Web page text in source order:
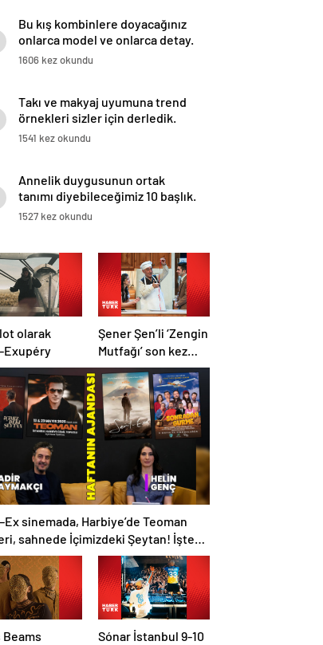
Bu kış kombinlere doyacağınız
onlarca model ve onlarca detay.
1606 kez okundu
Takı ve makyaj uyumuna trend
örnekleri sizler için derledik.
1541 kez okundu
Annelik duygusunun ortak
tanımı diyebileceğimiz 10 başlık.
1527 kez okundu
olarak
Exupéry
Şener Şen’li ‘Zengin
Mutfağı’ son kez
sahnede
sinemada, Harbiye’de Teoman
sahnede İçimizdeki Şeytan! İşte
ajandası
Beams
Sónar İstanbul 9-10